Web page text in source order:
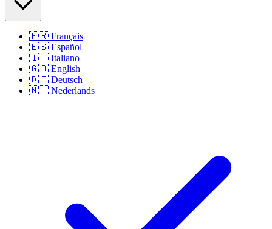
🇫🇷 Français
🇪🇸 Español
🇮🇹 Italiano
🇬🇧 English
🇩🇪 Deutsch
🇳🇱 Nederlands